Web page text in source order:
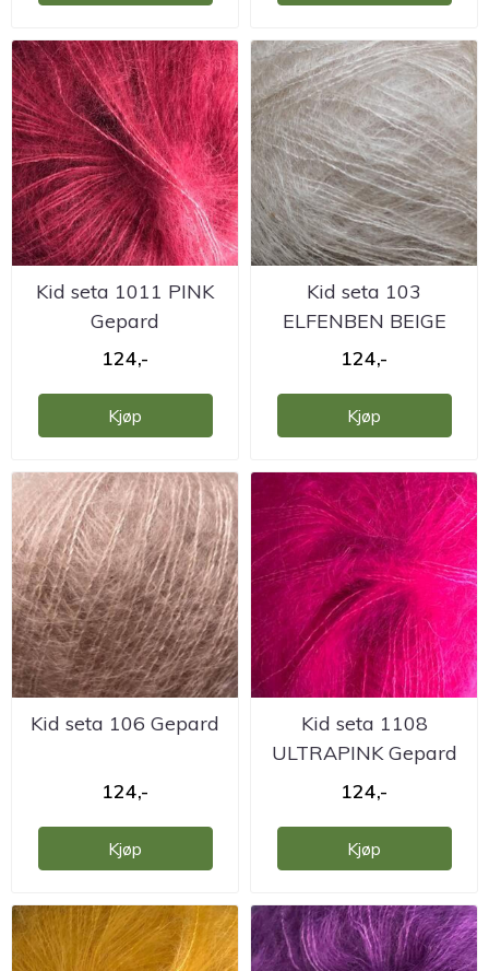
Kid seta 1011 PINK
Gepard
124,-
Kjøp
Kid seta 103
ELFENBEN BEIGE
Gepard
124,-
Kjøp
Kid seta 106 Gepard
124,-
Kjøp
Kid seta 1108
ULTRAPINK Gepard
124,-
Kjøp